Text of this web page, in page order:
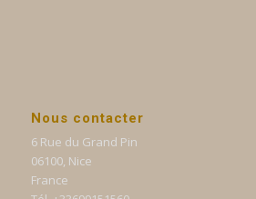
Nous contacter
6 Rue du Grand Pin
06100, Nice
France